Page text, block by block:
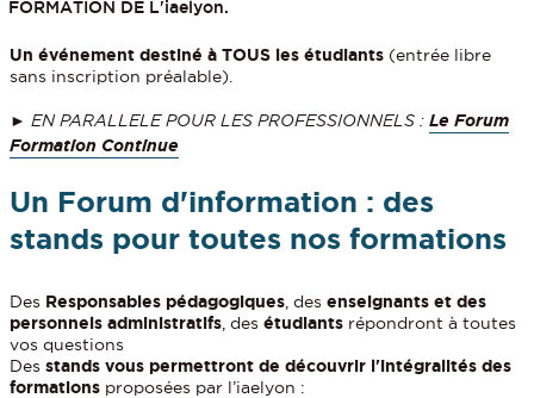
FORMATION DE L'iaelyon.
Un événement destiné à TOUS les étudiants (entrée libre
sans inscription préalable).
► EN PARALLELE POUR LES PROFESSIONNELS :Le Forum
Formation Continue
Un Forum d'information : des
stands pour toutes nos formations
Des Responsables pédagogiques , desenseignants et des
personnels administratifs , desétudiants répondront à toutes
vos questions
Desstands vous permettront de découvrir l'intégralités des
formations proposées par l’iaelyon :